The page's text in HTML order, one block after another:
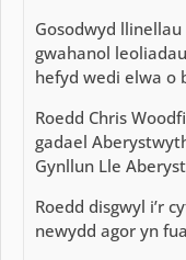
Gosodwyd
gwahanol
hefyd wedi elwa o
Roedd Chris
gadael
Gynllun Lle
Roedd disgwyl i’r
newydd agor yn